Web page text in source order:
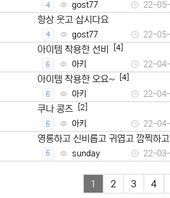
4 gost77 22-
항상 웃고 삽시다요
4 gost77 22-
아이템 착용한 선비 [4]
6 아키 22-
아이템 착용한 오요~ [4]
6 아키 22-
쿠나 콩즈 [2]
6 아키 22-
영롱하고 신비롭고 귀엽고 깜찍하
로운
6 sunday 22-
1 2 3 4